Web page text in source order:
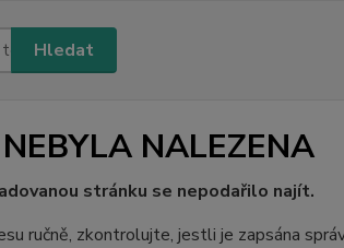
Hledat
NALEZENA
stránku se nepodařilo najít.
ručně, zkontrolujte, jestli je zapsána